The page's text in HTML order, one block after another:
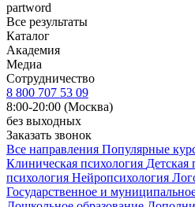
partword
Все результаты
Каталог
Академия
Медиа
Сотрудничество
8 800 707 53 09
8:00-20:00 (Москва)
без выходных
Заказать звонок
Все направления Популярные
Клиническая психология Детская
психология Нейропсихология
Государственное и